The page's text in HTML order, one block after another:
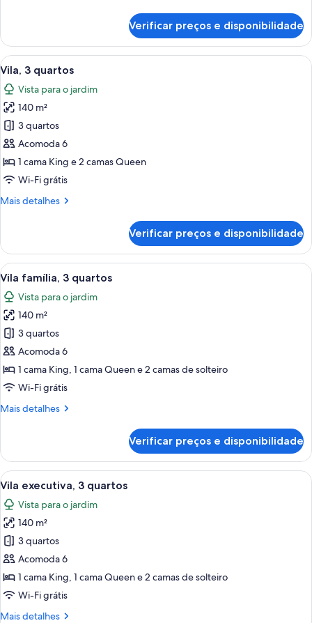
família,
quartos
Verificar preços e disponibilidade
Carrega
todas
as
fotos
de
Vila,
3
quartos
Quarto de hotel com uma cama
6
Vila, 3 quartos
Vista para o jardim
140 m²
3 quartos
Acomoda 6
1 cama King e 2 camas Queen
Wi-Fi grátis
Mais detalhes
Mais
3
quartos
Verificar preços e disponibilidade
Carrega
todas
as
fotos
de
Vila
família,
3
quartos
Quarto de hotel com uma cama
7
Vila família, 3 quartos
Vista para o jardim
140 m²
3 quartos
Acomoda 6
1 cama King, 1 cama Queen e 2 camas de solteiro
Wi-Fi grátis
Mais detalhes
Mais
família,
quartos
Verificar preços e disponibilidade
Carrega
todas
as
fotos
de
Vila
executiva,
3
quartos
Quarto de hotel com uma cama
7
Vila executiva, 3 quartos
Vista para o jardim
140 m²
3 quartos
Acomoda 6
1 cama King, 1 cama Queen e 2 camas de solteiro
Wi-Fi grátis
Mais detalhes
Mais